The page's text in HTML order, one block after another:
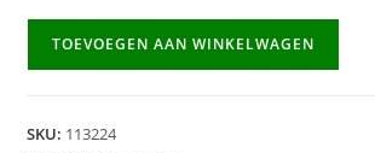
TOEVOEGEN AAN WINKELWAGEN
SKU: 113224